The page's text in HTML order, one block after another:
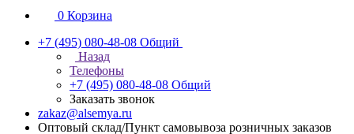
0 Корзина
+7 (495) 080-48-08 Общий
Назад
Телефоны
+7 (495) 080-48-08 Общий
Заказать звонок
zakaz@alsemya.ru
Оптовый склад/Пункт самовывоза розничных заказов